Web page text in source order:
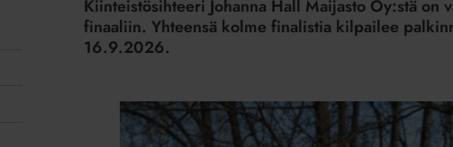
Isännöintiliiton
Kiinteistösihteeri Johanna Hall Maijasto Oy:stä
finaaliin. Yhteensä kolme finalistia kilpailee
16.9.2026.